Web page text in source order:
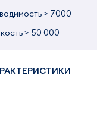
> 7000
> 50 000